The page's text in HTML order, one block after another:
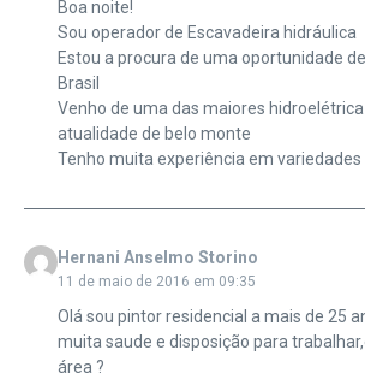
Boa noite!
Sou operador de Escavadeira hidráulica
Estou a procura de uma oportunidade
Brasil
Venho de uma das maiores
atualidade de belo monte
Tenho muita experiência em variedades
Hernani Anselmo Storino
11 de maio de 2016 em 09:35
Olá sou pintor residencial a mais de 25
muita saude e disposição para
área ?